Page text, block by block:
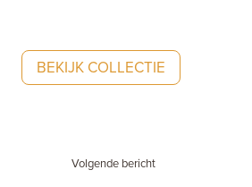
BEKIJK COLLECTIE
Volgende bericht